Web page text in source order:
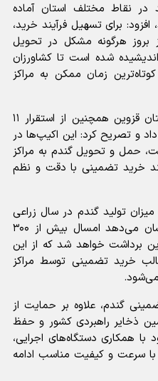
۲۳ مرکز خرید در نقاط مختلف استان آماده
برای تسهیل فرآیند خرید،
بروز هرگونه مشکل در تحویل
شده است تا کشاورزان
زمان ممکن به مراکز
رئیس سازمان جهاد کشاورزی استان قزوین همچنین از استقرار ۱۱
و تصریح کرد: این اکیپ‌ها در
حمل و تحویل گندم به مراکز
خرید تضمینی با دقت و نظم
تولید گندم در سال زراعی
جاری خاطرنشان کرد: برآوردها نشان می‌دهد امسال بیش از ۳۰۰
برداشت خواهد شد که از این
تن در قالب خرید تضمینی توسط مراکز
می‌شود.
گندم، علاوه بر حمایت از
ذخایر راهبردی کشور و حفظ
همکاری دستگاه‌های اجرایی،
با سرعت و کیفیت مناسب ادامه